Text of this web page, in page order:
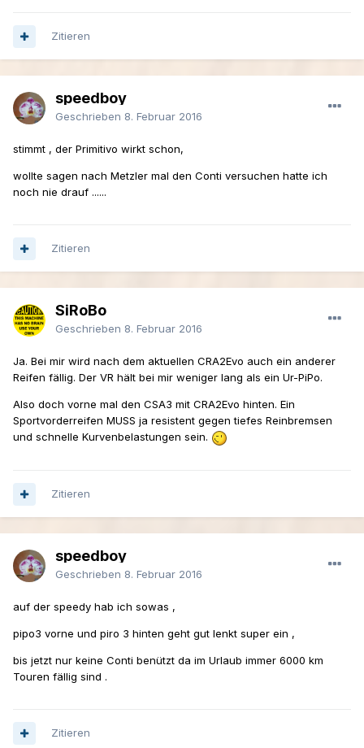
Zitieren
speedboy
Geschrieben 8. Februar 2016
stimmt , der Primitivo wirkt schon,
wollte sagen nach Metzler mal den Conti versuchen hatte ich
noch nie drauf ......
Zitieren
SiRoBo
Geschrieben 8. Februar 2016
Ja. Bei mir wird nach dem aktuellen CRA2Evo auch ein anderer
Reifen fällig. Der VR hält bei mir weniger lang als ein Ur-PiPo.
Also doch vorne mal den CSA3 mit CRA2Evo hinten. Ein
Sportvorderreifen MUSS ja resistent gegen tiefes Reinbremsen
und schnelle Kurvenbelastungen sein.
Zitieren
speedboy
Geschrieben 8. Februar 2016
auf der speedy hab ich sowas ,
pipo3 vorne und piro 3 hinten geht gut lenkt super ein ,
bis jetzt nur keine Conti benützt da im Urlaub immer 6000 km
Touren fällig sind .
Zitieren